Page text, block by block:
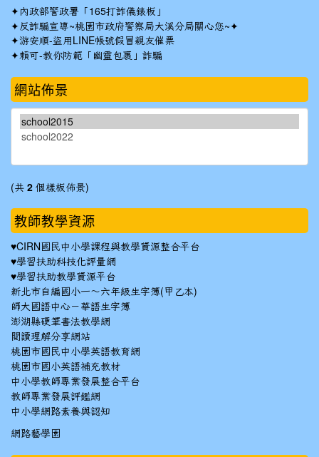
✦ 內政部警政署「165打詐儀錶板」
✦反詐騙宣導~桃園市政府警察局大溪分局關心您~✦
✦游安順-盜用LINE帳號假冒親友催票
✦賴可-教你防範「幽靈包裹」詐騙
網站佈景
(共 2 個樣板佈景)
教師教學資源
♥CIRN國民中小學課程與教學資源整合平台
♥學習扶助科技化評量網
♥學習扶助教學資源平台
新北市自編國小一～六年級生字簿(甲乙本)
師大國語中心－華語生字簿
澎湖縣硬筆書法教學網
閱讀理解分享網站
桃園市國民中小學英語教育網
桃園市國小英語補充教材
中小學教師專業發展整合平台
教師專業發展評鑑網
中小學網路素養與認知
網路藝學園